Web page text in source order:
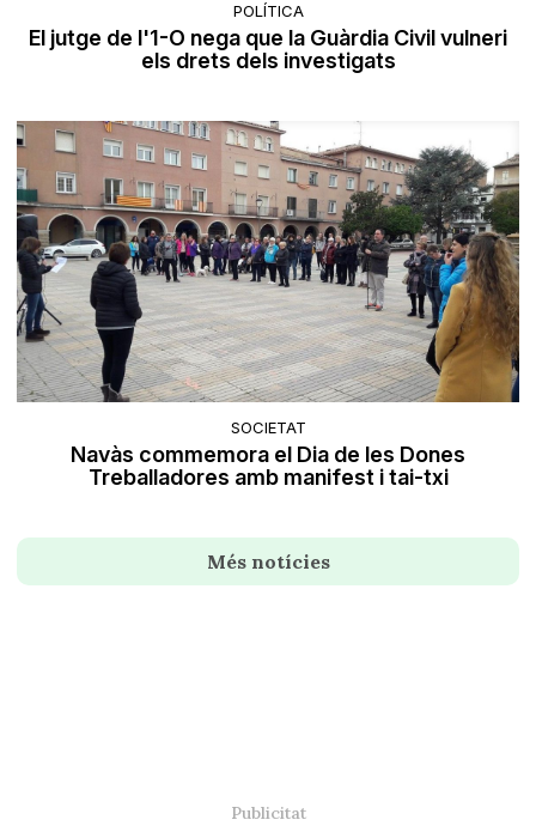
POLÍTICA
El jutge de l'1-O nega que la Guàrdia Civil vulneri
els drets dels investigats
SOCIETAT
Navàs commemora el Dia de les Dones
Treballadores amb manifest i tai-txi
Més notícies